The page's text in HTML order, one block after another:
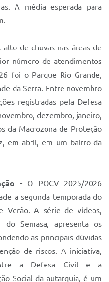
A média esperada para
de chuvas nas áreas de
número de atendimentos
foi o Parque Rio Grande,
da Serra. Entre novembro
registradas pela Defesa
dezembro, janeiro,
da Macrozona de Proteção
em abril, em um bairro da
-O POCV 2025/2026
a segunda temporada do
Verão. A série de vídeos,
do Semasa, apresenta os
as principais dúvidas
de riscos. A iniciativa,
a Defesa Civil e a
Social da autarquia, é um